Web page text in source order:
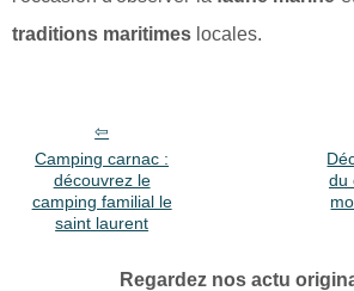
traditions maritimes locales.
Camping carnac :
découvrez le
camping familial le
saint laurent
du
Regardez nos actu